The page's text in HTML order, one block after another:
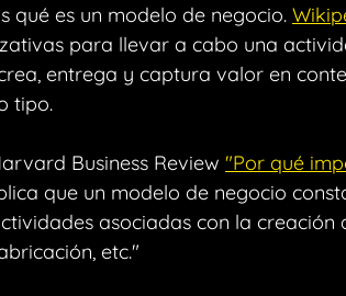
qué es un modelo de negocio.
para llevar a cabo una
entrega y captura valor en
tipo.
Business Review "Por qué
que un modelo de negocio
asociadas con la creación
etc."